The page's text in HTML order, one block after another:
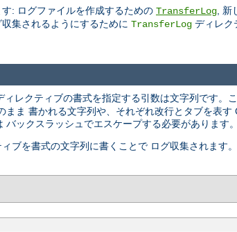
: ログファイルを作成するための TransferLog, 新
集されるようにするために TransferLog ディレク
ィレクティブの書式を指定する引数は文字列です。
ま 書かれる文字列や、それぞれ改行とタブを表
ックスラッシュでエスケープする必要があります。
ブを書式の文字列に書くことで ログ収集されます